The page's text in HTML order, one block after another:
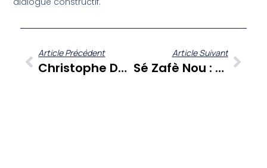
Article Précédent
Christophe Dédé À Cœur Ouvert : Un Parcours Sans Filtre Au Service De La Caraïbe
Article Suivant
Sé Zafè Nou : Daniel Chomet Décrypte Notre Société Caribéenne Avec Jean-Marc Kromwel